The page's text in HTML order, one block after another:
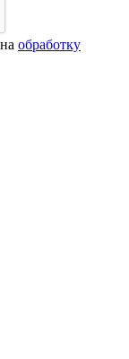
обработку